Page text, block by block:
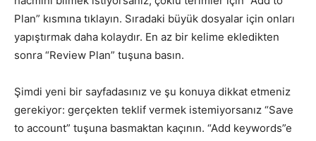
Plan” kısmına tıklayın. Sıradaki büyük dosyalar için onları
yapıştırmak daha kolaydır. En az bir kelime ekledikten
sonra “Review Plan” tuşuna basın.
Şimdi yeni bir sayfadasınız ve şu konuya dikkat etmeniz
gerekiyor: gerçekten teklif vermek istemiyorsanız “Save
to account” tuşuna basmaktan kaçının. “Add keywords”e